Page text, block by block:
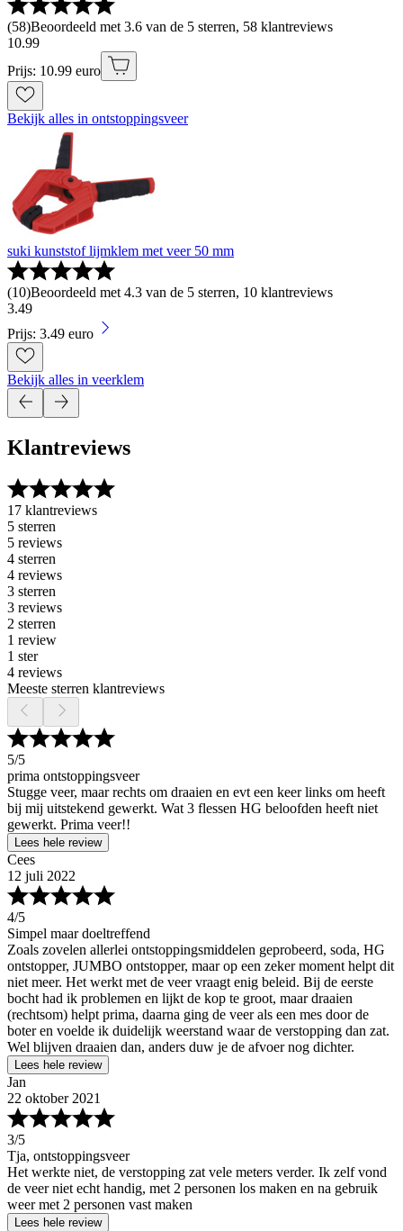
(58)Beoordeeld met 3.6 van de 5 sterren, 58 klantreviews
10.99
Prijs: 10.99 euro
Bekijk alles in ontstoppingsveer
suki kunststof lijmklem met veer 50 mm
(10)Beoordeeld met 4.3 van de 5 sterren, 10 klantreviews
3.49
Prijs: 3.49 euro
Bekijk alles in veerklem
Klantreviews
17 klantreviews
5 sterren
5 reviews
4 sterren
4 reviews
3 sterren
3 reviews
2 sterren
1 review
1 ster
4 reviews
Meeste sterren klantreviews
5/5
prima ontstoppingsveer
Stugge veer, maar rechts om draaien en evt een keer links om heeft
bij mij uitstekend gewerkt. Wat 3 flessen HG beloofden heeft niet
gewerkt. Prima veer!!
Lees hele review
Cees
12 juli 2022
4/5
Simpel maar doeltreffend
Zoals zovelen allerlei ontstoppingsmiddelen geprobeerd, soda, HG
ontstopper, JUMBO ontstopper, maar op een zeker moment helpt dit
niet meer. Het werkt met de veer vraagt enig beleid. Bij de eerste
bocht had ik problemen en lijkt de kop te groot, maar draaien
(rechtsom) helpt prima, daarna ging de veer als een mes door de
boter en voelde ik duidelijk weerstand waar de verstopping dan zat.
Wel blijven draaien dan, anders duw je de afvoer nog dichter.
Lees hele review
Jan
22 oktober 2021
3/5
Tja, ontstoppingsveer
Het werkte niet, de verstopping zat vele meters verder. Ik zelf vond
de veer niet echt handig, met 2 personen los maken en na gebruik
weer met 2 personen vast maken
Lees hele review